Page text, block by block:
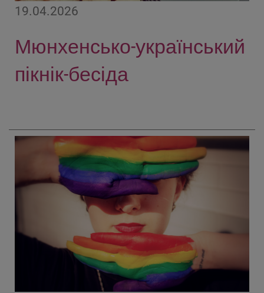
19.04.2026
Мюнхенсько-український
пікнік-бесіда